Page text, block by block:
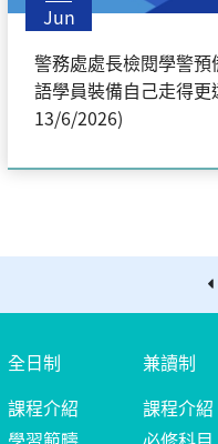
Jun
警務處處長檢閱學警
語學員裝備自己走得更
13/6/2026)
全日制
課程介紹
兼讀制
課程介紹